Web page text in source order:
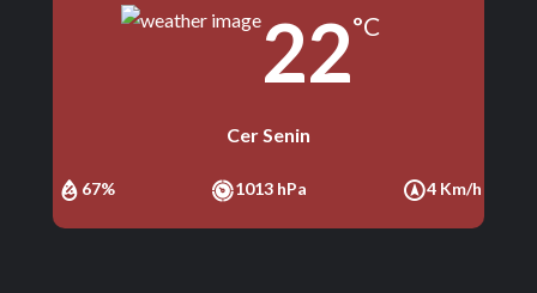
22°C
Cer Senin
67% 1013 hPa 4 Km/h